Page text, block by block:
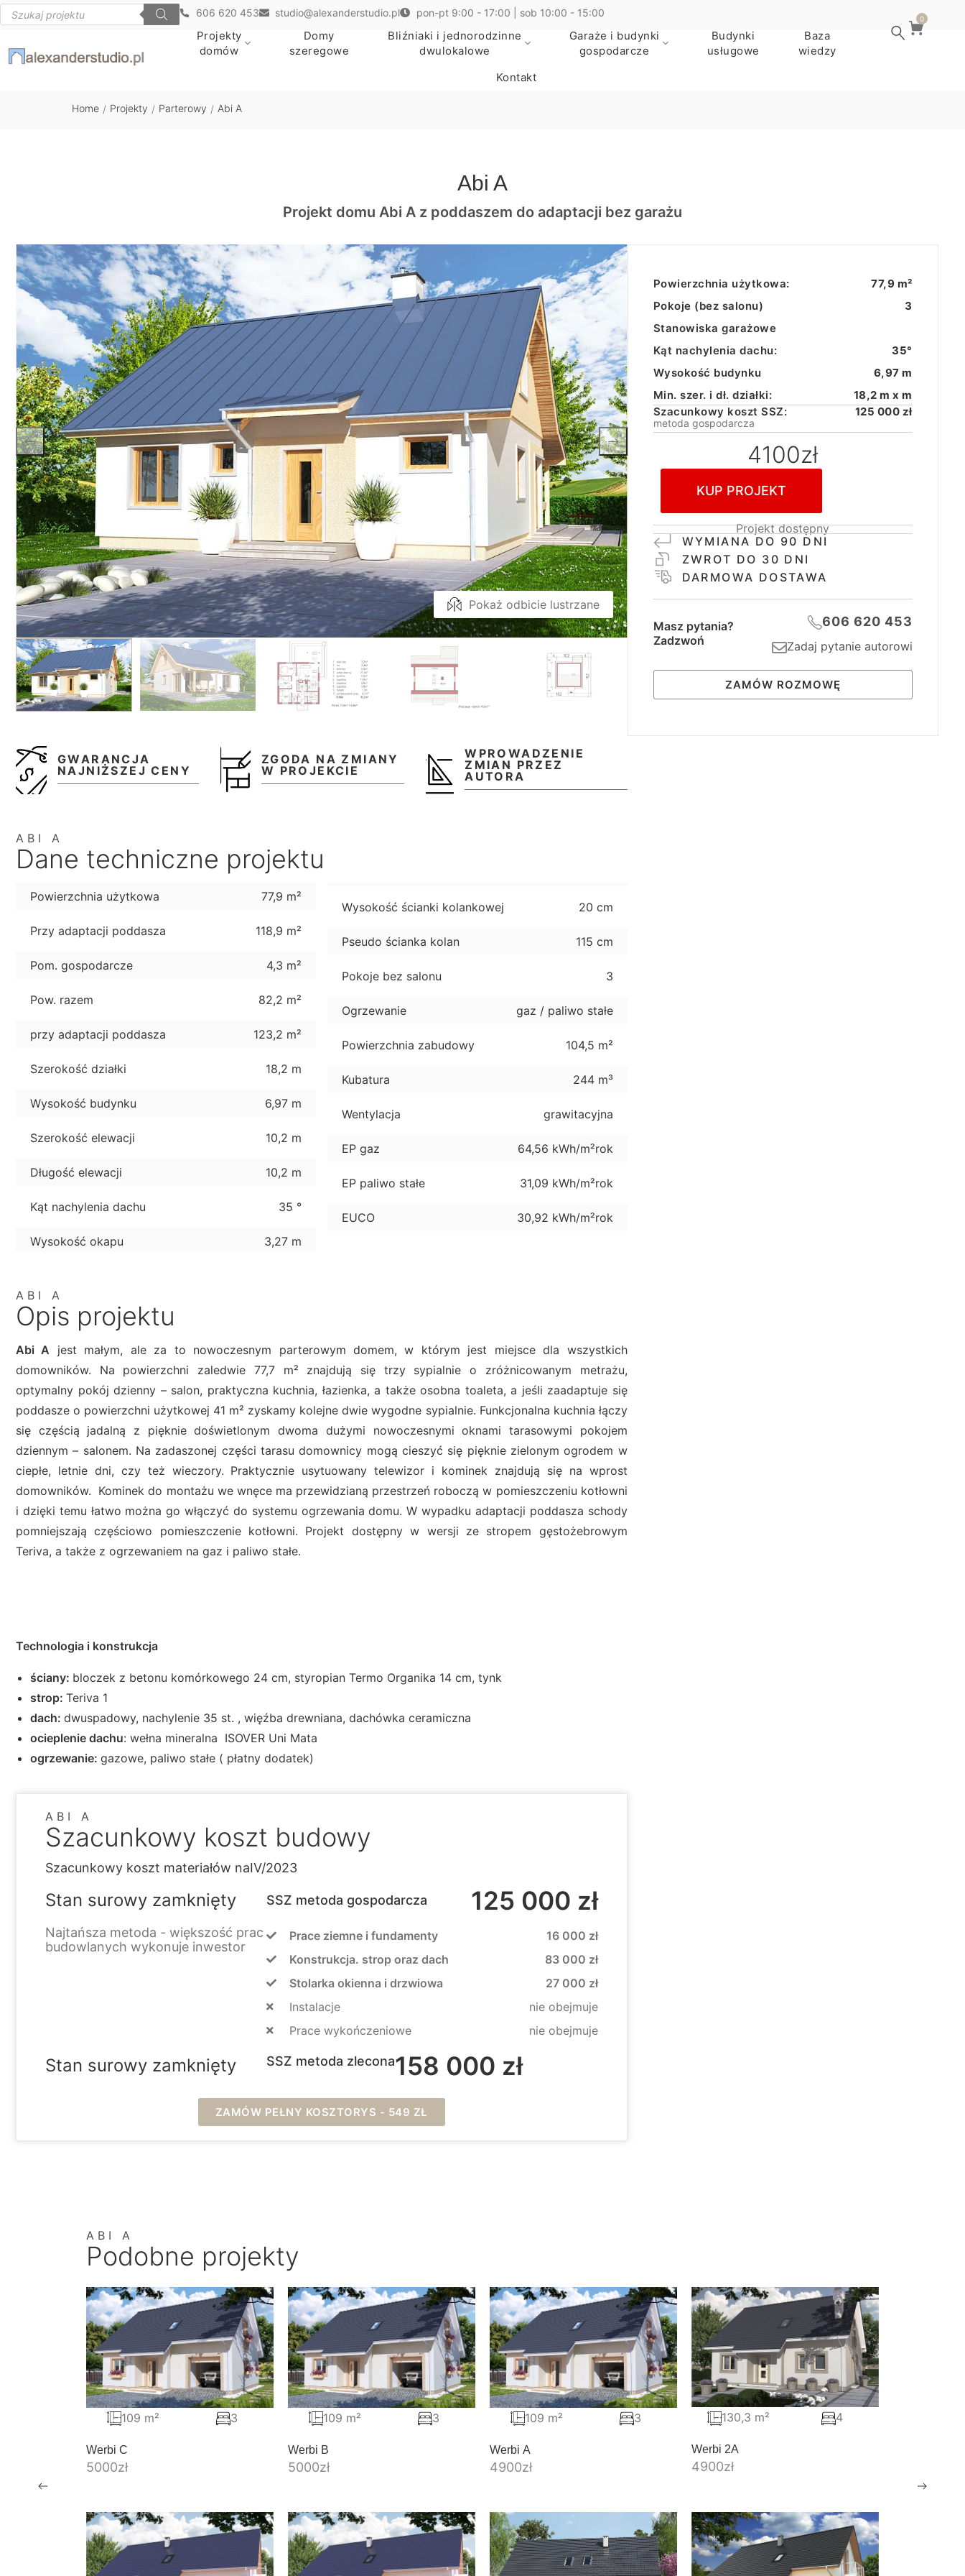
606 620 453 studio@alexanderstudio.pl pon-pt 9:00 - 17:00 | sob 10:00 - 15:00
Projekty
domów
Domy
szeregowe
Bliźniaki i jednorodzinne
dwulokalowe
Garaże i budynki
gospodarcze
Budynki
usługowe
Baza
wiedzy
Kontakt
0
Home / Projekty / Parterowy / Abi A
Abi A
Projekt domu Abi A z poddaszem do adaptacji bez garażu
Pokaż odbicie lustrzane
GWARANCJA
NAJNIŻSZEJ CENY
ZGODA NA ZMIANY
W PROJEKCIE
WPROWADZENIE
ZMIAN PRZEZ
AUTORA
ABI A
Dane techniczne projektu
Powierzchnia użytkowa 77,9 m²
Przy adaptacji poddasza 118,9 m²
Pom. gospodarcze 4,3 m²
Pow. razem 82,2 m²
przy adaptacji poddasza 123,2 m²
Szerokość działki 18,2 m
Wysokość budynku 6,97 m
Szerokość elewacji 10,2 m
Długość elewacji 10,2 m
Kąt nachylenia dachu 35 °
Wysokość okapu 3,27 m
Wysokość ścianki kolankowej 20 cm
Pseudo ścianka kolan 115 cm
Pokoje bez salonu 3
Ogrzewanie gaz / paliwo stałe
Powierzchnia zabudowy 104,5 m²
Kubatura 244 m³
Wentylacja grawitacyjna
EP gaz 64,56 kWh/m²rok
EP paliwo stałe 31,09 kWh/m²rok
EUCO 30,92 kWh/m²rok
ABI A
Opis projektu
Abi A jest małym, ale za to nowoczesnym parterowym domem, w którym jest miejsce dla wszystkich
domowników. Na powierzchni zaledwie 77,7 m² znajdują się trzy sypialnie o zróżnicowanym metrażu,
optymalny pokój dzienny – salon, praktyczna kuchnia, łazienka, a także osobna toaleta, a jeśli zaadaptuje się
poddasze o powierzchni użytkowej 41 m² zyskamy kolejne dwie wygodne sypialnie. Funkcjonalna kuchnia łączy
się częścią jadalną z pięknie doświetlonym dwoma dużymi nowoczesnymi oknami tarasowymi pokojem
dziennym – salonem. Na zadaszonej części tarasu domownicy mogą cieszyć się pięknie zielonym ogrodem w
ciepłe, letnie dni, czy też wieczory. Praktycznie usytuowany telewizor i kominek znajdują się na wprost
domowników. Kominek do montażu we wnęce ma przewidzianą przestrzeń roboczą w pomieszczeniu kotłowni
i dzięki temu łatwo można go włączyć do systemu ogrzewania domu. W wypadku adaptacji poddasza schody
pomniejszają częściowo pomieszczenie kotłowni. Projekt dostępny w wersji ze stropem gęstożebrowym
Teriva, a także z ogrzewaniem na gaz i paliwo stałe.
Technologia i konstrukcja
ściany: bloczek z betonu komórkowego 24 cm, styropian Termo Organika 14 cm, tynk
strop: Teriva 1
dach: dwuspadowy, nachylenie 35 st. , więźba drewniana, dachówka ceramiczna
ocieplenie dachu: wełna mineralna ISOVER Uni Mata
ogrzewanie: gazowe, paliwo stałe ( płatny dodatek)
ABI A
Szacunkowy koszt budowy
Szacunkowy koszt materiałów naIV/2023
Stan surowy zamknięty
Najtańsza metoda - większość prac
budowlanych wykonuje inwestor
SSZ metoda gospodarcza 125 000 zł
Prace ziemne i fundamenty
16 000 zł
Konstrukcja. strop oraz dach
83 000 zł
Stolarka okienna i drzwiowa
27 000 zł
Instalacje
nie obejmuje
Prace wykończeniowe
nie obejmuje
Stan surowy zamknięty SSZ metoda zlecona158 000 zł
ZAMÓW PEŁNY KOSZTORYS - 549 ZŁ
Powierzchnia użytkowa:
77,9 m²
Pokoje (bez salonu)
3
Stanowiska garażowe
Kąt nachylenia dachu:
35°
Wysokość budynku
6,97 m
Min. szer. i dł. działki:
18,2 m x m
Szacunkowy koszt SSZ:
125 000 zł
metoda gospodarcza
4100zł
KUP PROJEKT
Projekt dostępny
WYMIANA DO 90 DNI
ZWROT DO 30 DNI
DARMOWA DOSTAWA
Masz pytania?
Zadzwoń
606 620 453
Zadaj pytanie autorowi
ZAMÓW ROZMOWĘ
ABI A
Podobne projekty
Werbi C
5000zł
109 m² 3
Werbi B
5000zł
109 m² 3
Werbi A
4900zł
109 m² 3
Werbi 2A
4900zł
130,3 m² 4